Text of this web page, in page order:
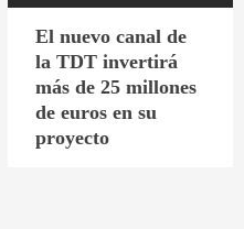
El nuevo canal de
la TDT invertirá
más de 25 millones
de euros en su
proyecto